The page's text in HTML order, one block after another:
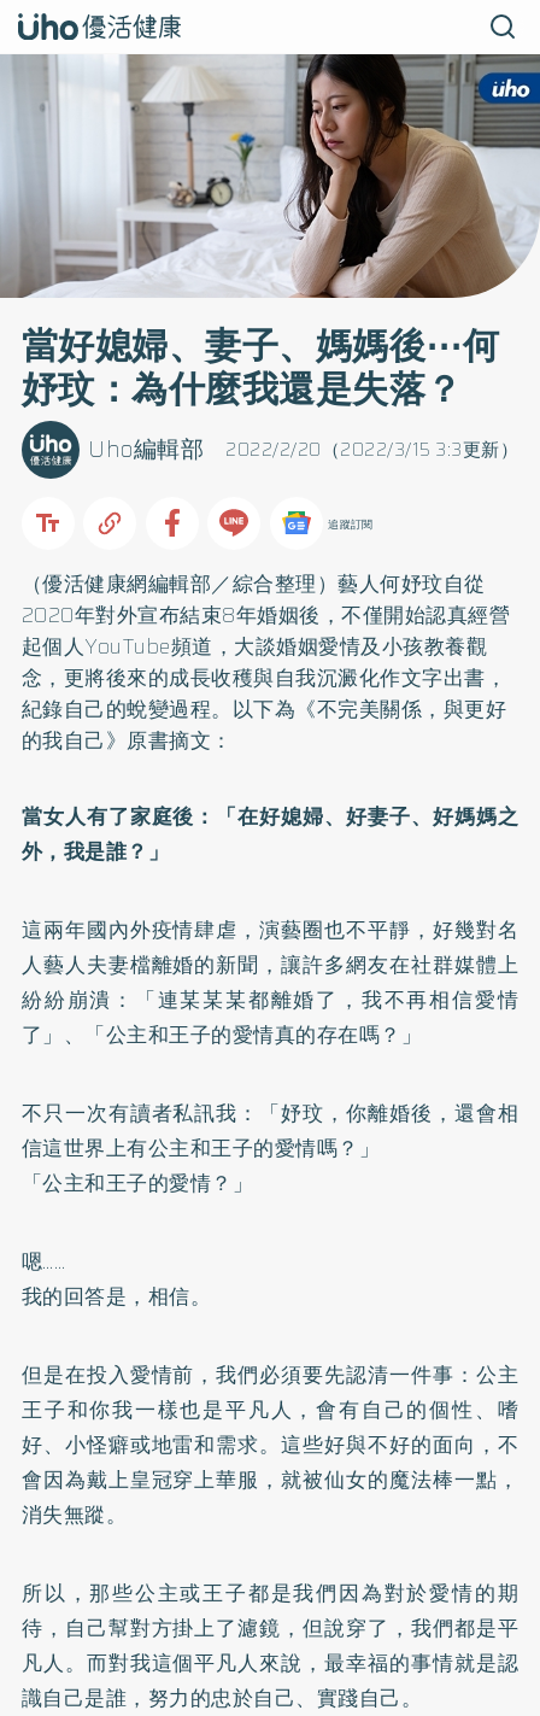
當好媳婦、妻子、媽媽後⋯何
妤玟：為什麼我還是失落？
2022/2/20（2022/3/15 3:3更新）
Uho編輯部
追蹤訂閱
（優活健康網編輯部／綜合整理）藝人何妤玟自從
2020年對外宣布結束8年婚姻後，不僅開始認真經營
起個人YouTube頻道，大談婚姻愛情及小孩教養觀
念，更將後來的成長收穫與自我沉澱化作文字出書，
紀錄自己的蛻變過程。以下為《不完美關係，與更好
的我自己》原書摘文：
當女人有了家庭後：「在好媳婦、好妻子、好媽媽之
外，我是誰？」
這兩年國內外疫情肆虐，演藝圈也不平靜，好幾對名
人藝人夫妻檔離婚的新聞，讓許多網友在社群媒體上
紛紛崩潰：「連某某某都離婚了，我不再相信愛情
了」、「公主和王子的愛情真的存在嗎？」
不只一次有讀者私訊我：「妤玟，你離婚後，還會相
信這世界上有公主和王子的愛情嗎？」
「公主和王子的愛情？」
嗯……
我的回答是，相信。
但是在投入愛情前，我們必須要先認清一件事：公主
王子和你我一樣也是平凡人，會有自己的個性、嗜
好、小怪癖或地雷和需求。這些好與不好的面向，不
會因為戴上皇冠穿上華服，就被仙女的魔法棒一點，
消失無蹤。
所以，那些公主或王子都是我們因為對於愛情的期
待，自己幫對方掛上了濾鏡，但說穿了，我們都是平
凡人。而對我這個平凡人來說，最幸福的事情就是認
識自己是誰，努力的忠於自己、實踐自己。